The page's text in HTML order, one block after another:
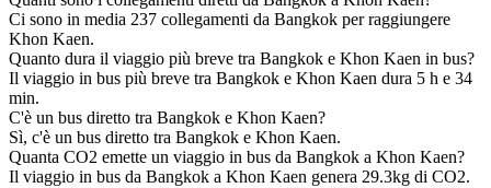
Ci sono in media 237 collegamenti da Bangkok per raggiungere
Khon Kaen.
Quanto dura il viaggio più breve tra Bangkok e Khon Kaen in bus?
Il viaggio in bus più breve tra Bangkok e Khon Kaen dura 5 h e 34
min.
C'è un bus diretto tra Bangkok e Khon Kaen?
Sì, c'è un bus diretto tra Bangkok e Khon Kaen.
Quanta CO2 emette un viaggio in bus da Bangkok a Khon Kaen?
Il viaggio in bus da Bangkok a Khon Kaen genera 29.3kg di CO2.